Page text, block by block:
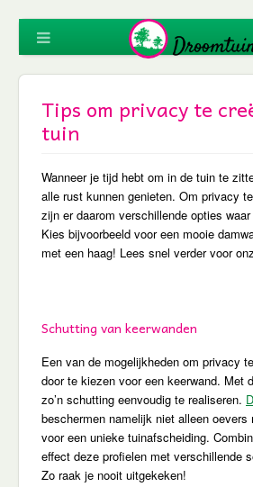
Tips om privacy te
tuin
Wanneer je tijd hebt om in de tuin te
alle rust kunnen genieten. Om privacy
zijn er daarom verschillende opties
Kies bijvoorbeeld voor een mooie
met een haag! Lees snel verder voor
Schutting van keerwanden
Een van de mogelijkheden om privacy
door te kiezen voor een keerwand. Met
zo’n schutting eenvoudig te realiseren.
beschermen namelijk niet alleen oevers
voor een unieke tuinafscheiding.
effect deze profielen met verschillende
Zo raak je nooit uitgekeken!